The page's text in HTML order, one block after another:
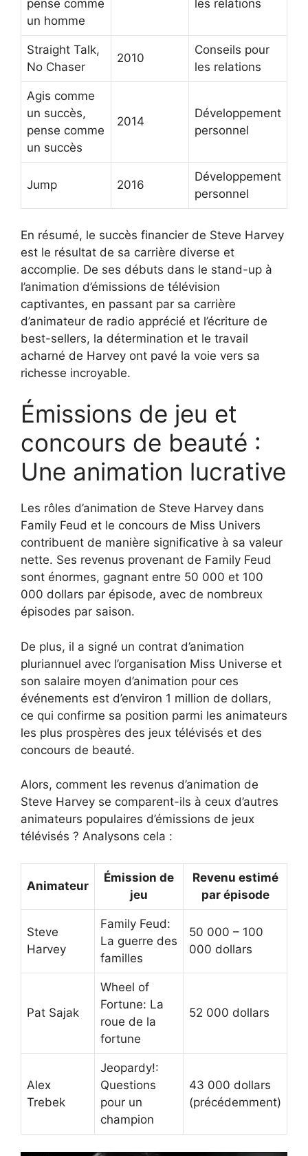
pense comme
un homme
les relations
Straight Talk,
No Chaser
2010
Conseils pour
les relations
Agis comme
un succès,
pense comme
un succès
2014
Développement
personnel
Jump 2016
Développement
personnel
En résumé, le succès financier de Steve Harvey
est le résultat de sa carrière diverse et
accomplie. De ses débuts dans le stand-up à
l’animation d’émissions de télévision
captivantes, en passant par sa carrière
d’animateur de radio apprécié et l’écriture de
best-sellers, la détermination et le travail
acharné de Harvey ont pavé la voie vers sa
richesse incroyable.
Émissions de jeu et
concours de beauté :
Une animation lucrative
Les rôles d’animation de Steve Harvey dans
Family Feud et le concours de Miss Univers
contribuent de manière significative à sa valeur
nette. Ses revenus provenant de Family Feud
sont énormes, gagnant entre 50 000 et 100
000 dollars par épisode, avec de nombreux
épisodes par saison.
De plus, il a signé un contrat d’animation
pluriannuel avec l’organisation Miss Universe et
son salaire moyen d’animation pour ces
événements est d’environ 1 million de dollars,
ce qui confirme sa position parmi les animateurs
les plus prospères des jeux télévisés et des
concours de beauté.
Alors, comment les revenus d’animation de
Steve Harvey se comparent-ils à ceux d’autres
animateurs populaires d’émissions de jeux
télévisés ? Analysons cela :
Animateur
Émission de
jeu
Revenu estimé
par épisode
Steve
Harvey
Family Feud:
La guerre des
familles
50 000 – 100
000 dollars
Pat Sajak
Wheel of
Fortune: La
roue de la
fortune
52 000 dollars
Alex
Trebek
Jeopardy!:
Questions
pour un
champion
43 000 dollars
(précédemment)